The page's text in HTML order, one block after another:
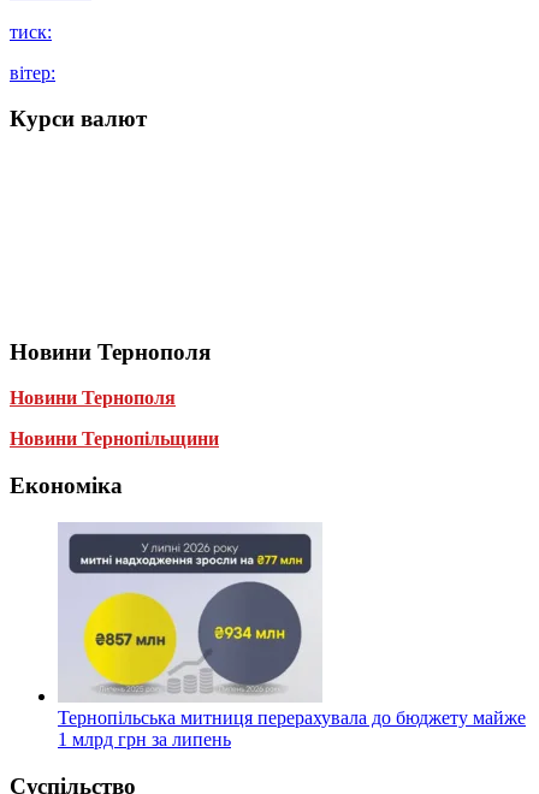
тиск:
вітер:
Курси валют
Новини Тернополя
Новини Тернополя
Новини Тернопільщини
Економіка
Тернопільська митниця перерахувала до бюджету майже
1 млрд грн за липень
Суспільство